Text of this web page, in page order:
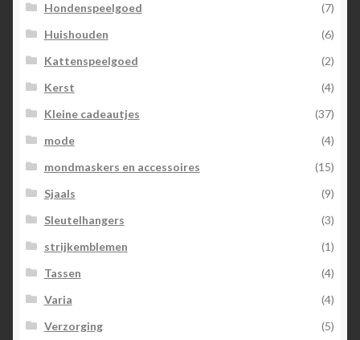
Hondenspeelgoed
(7)
Huishouden
(6)
Kattenspeelgoed
(2)
Kerst
(4)
Kleine cadeautjes
(37)
mode
(4)
mondmaskers en accessoires
(15)
Sjaals
(9)
Sleutelhangers
(3)
strijkemblemen
(1)
Tassen
(4)
Varia
(4)
Verzorging
(5)